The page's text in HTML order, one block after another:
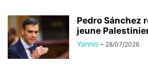
Pedro Sánchez
jeune
Yannis - 28/07/2026